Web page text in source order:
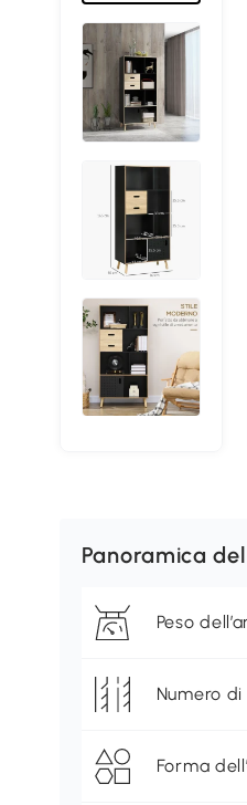
Panoramica
Peso
Numero
Forma